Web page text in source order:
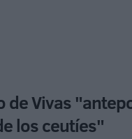
de Vivas
los ceutíes"